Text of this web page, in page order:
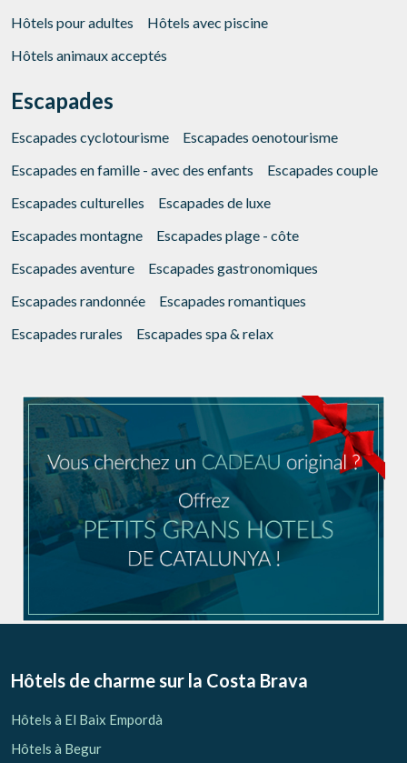
Hôtels pour adultes
Hôtels avec piscine
Hôtels animaux acceptés
Escapades
Escapades cyclotourisme
Escapades oenotourisme
Escapades en famille - avec des enfants
Escapades couple
Escapades culturelles
Escapades de luxe
Escapades montagne
Escapades plage - côte
Escapades aventure
Escapades gastronomiques
Escapades randonnée
Escapades romantiques
Escapades rurales
Escapades spa & relax
Hôtels de charme sur la Costa Brava
Hôtels à El Baix Empordà
Hôtels à Begur